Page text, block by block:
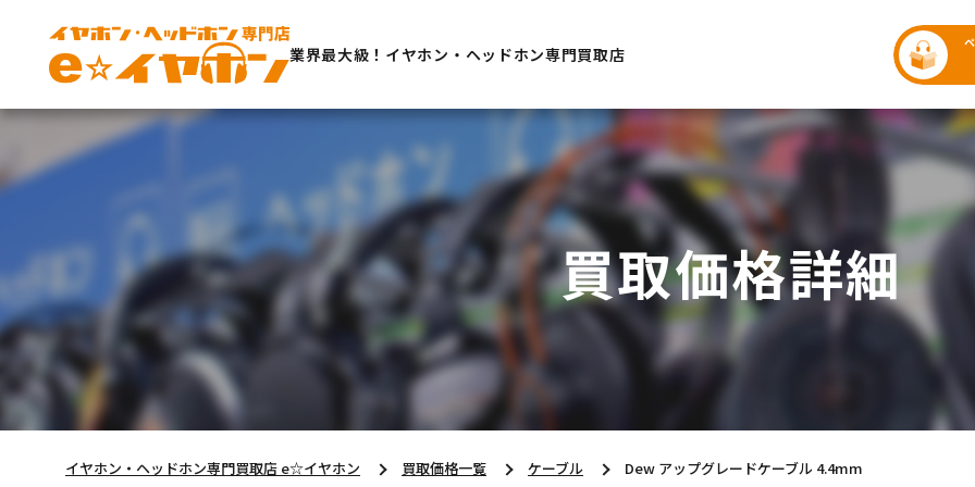
業界最大級！イヤホン・ヘッドホン専門買取店
買取価格詳細
イヤホン・ヘッドホン専門買取店 e☆イヤホン 買取価格一覧 ケーブル Dew アップグレードケーブル 4.4mm